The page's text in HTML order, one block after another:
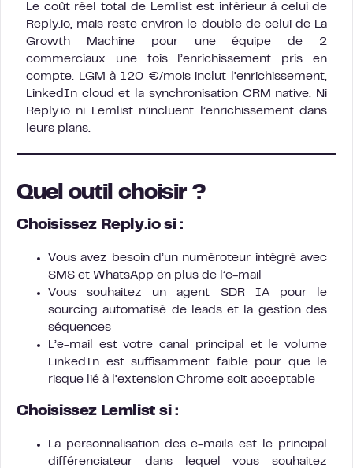
Le coût réel total de Lemlist est inférieur à celui de
Reply.io, mais reste environ le double de celui de La
Growth Machine pour une équipe de 2
commerciaux une fois l’enrichissement pris en
compte. LGM à 120 €/mois inclut l’enrichissement,
LinkedIn cloud et la synchronisation CRM native. Ni
Reply.io ni Lemlist n’incluent l’enrichissement dans
leurs plans.
Quel outil choisir ?
Choisissez Reply.io si :
Vous avez besoin d’un numéroteur intégré avec
SMS et WhatsApp en plus de l’e-mail
Vous souhaitez un agent SDR IA pour le
sourcing automatisé de leads et la gestion des
séquences
L’e-mail est votre canal principal et le volume
LinkedIn est suffisamment faible pour que le
risque lié à l’extension Chrome soit acceptable
Choisissez Lemlist si :
La personnalisation des e-mails est le principal
différenciateur dans lequel vous souhaitez